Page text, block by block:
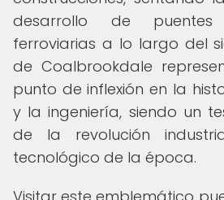
desarrollo de
ferroviarias a lo largo del
de Coalbrookdale
punto de inflexión en la
y la ingeniería, siendo un
de la revolución
tecnológico de la época.